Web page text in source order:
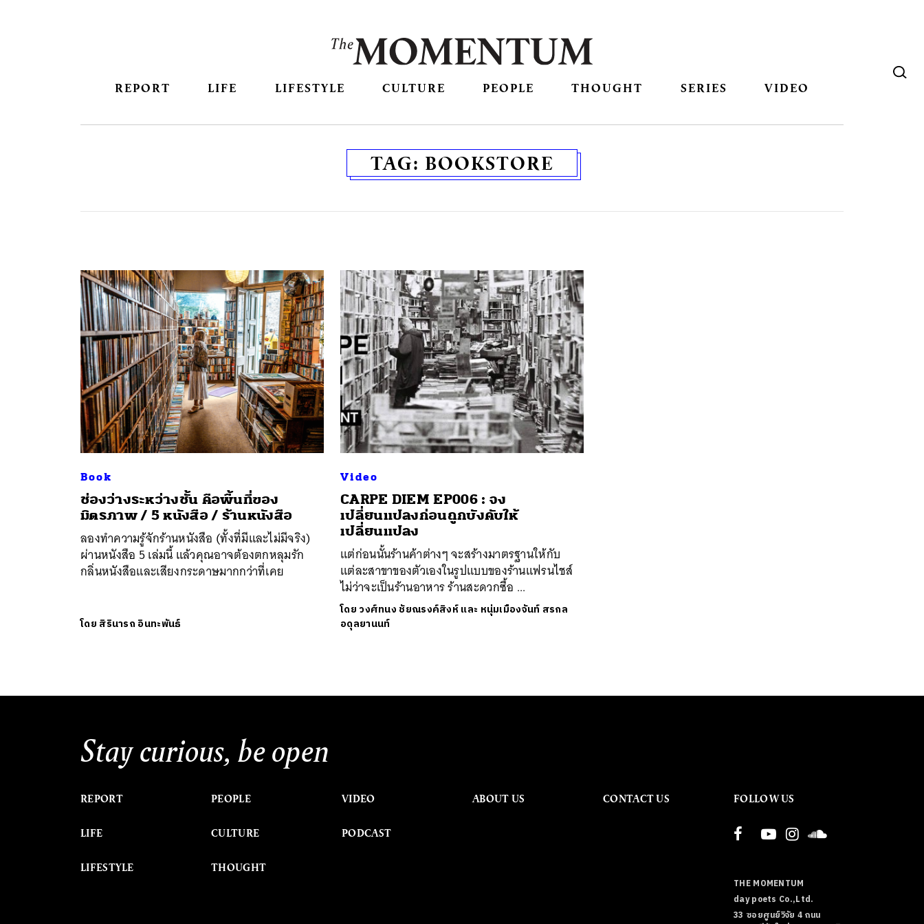
REPORT LIFE LIFESTYLE CULTURE PEOPLE THOUGHT SERIES VIDEO
TAG: BOOKSTORE
Book
ช่องว่างระหว่างชั้น คือพื้นที่ของ
มิตรภาพ / 5 หนังสือ / ร้านหนังสือ
ลองทำความรู้จักร้านหนังสือ (ทั้งที่มีและไม่มีจริง)
ผ่านหนังสือ 5 เล่มนี้ แล้วคุณอาจต้องตกหลุมรัก
กลิ่นหนังสือและเสียงกระดาษมากกว่าที่เคย
โดย สิรินารถ อินทะพันธ์
Video
CARPE DIEM EP006 : จง
เปลี่ยนแปลงก่อนถูกบังคับให้
เปลี่ยนแปลง
แต่ก่อนนั้นร้านค้าต่างๆ จะสร้างมาตรฐานให้กับ
แต่ละสาขาของตัวเองในรูปแบบของร้านแฟรนไชส์
ไม่ว่าจะเป็นร้านอาหาร ร้านสะดวกซื้อ ...
โดยวงศ์ทนง ชัยณรงค์สิงห์ และ หนุ่มเมืองจันท์ สรกล
อดุลยานนท์
Stay curious, be open
REPORT
LIFE
LIFESTYLE
PEOPLE
CULTURE
THOUGHT
VIDEO
PODCAST
ABOUT US CONTACT US FOLLOW US
THE MOMENTUM
day poets Co.,Ltd.
33 ซอยศูนย์วิจัย 4 ถนน
SHARE TWEET